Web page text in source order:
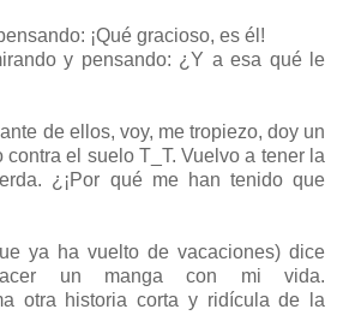
¡Qué gracioso, es él!
y pensando: ¿Y a esa qué le
de ellos, voy, me tropiezo, doy un
contra el suelo T_T. Vuelvo a tener la
¿¡Por qué me han tenido que
ya ha vuelto de vacaciones) dice
un manga con mi vida.
otra historia corta y ridícula de la